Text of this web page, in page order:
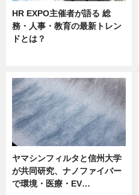
HR EXPO主催者が語る 総
務・人事・教育の最新トレン
ドとは？
ヤマシンフィルタと信州大学
が共同研究、ナノファイバー
で環境・医療・EV…